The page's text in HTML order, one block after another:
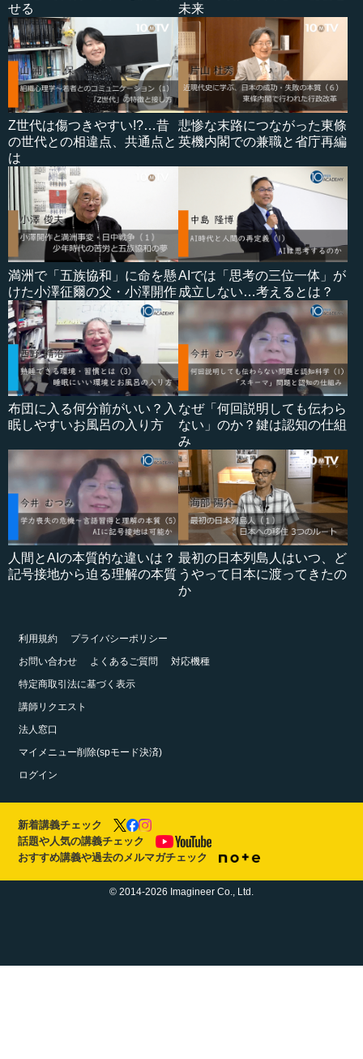
せる
未来
Z世代は傷つきやすい!?…昔
の世代との相違点、共通点と
は
悲惨な末路につながった東條
英機内閣での兼職と省庁再編
満洲で「五族協和」に命を懸
けた小澤征爾の父・小澤開作
AIでは「思考の三位一体」が
成立しない…考えるとは？
布団に入る何分前がいい？入
眠しやすいお風呂の入り方
なぜ「何回説明しても伝わら
ない」のか？鍵は認知の仕組
み
人間とAIの本質的な違いは？
記号接地から迫る理解の本質
最初の日本列島人はいつ、ど
うやって日本に渡ってきたの
か
利用規約
プライバシーポリシー
お問い合わせ
よくあるご質問
対応機種
特定商取引法に基づく表示
講師リクエスト
法人窓口
マイメニュー削除(spモード決済)
ログイン
新着講義チェック
話題や人気の講義チェック
おすすめ講義や過去のメルマガチェック
© 2014-2026 Imagineer Co., Ltd.